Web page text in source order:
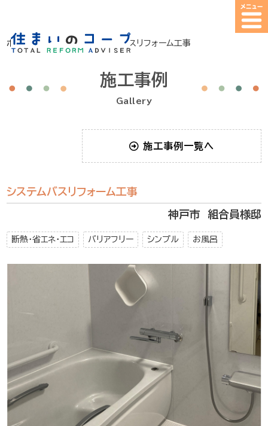
ホーム > 施工事例>システムバスリフォーム工事
施工事例
Gallery
施工事例一覧へ
システムバスリフォーム工事
神戸市 組合員様邸
断熱・省エネ・エコ バリアフリー シンプル お風呂